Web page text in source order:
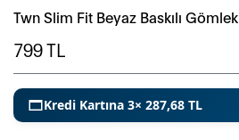
Twn Slim Fit Beyaz Baskılı Gömlek
799TL
Kredi Kartına 3× 287,68 TL